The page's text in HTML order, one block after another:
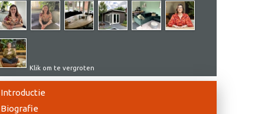
Klik om te vergroten
Introductie
Biografie